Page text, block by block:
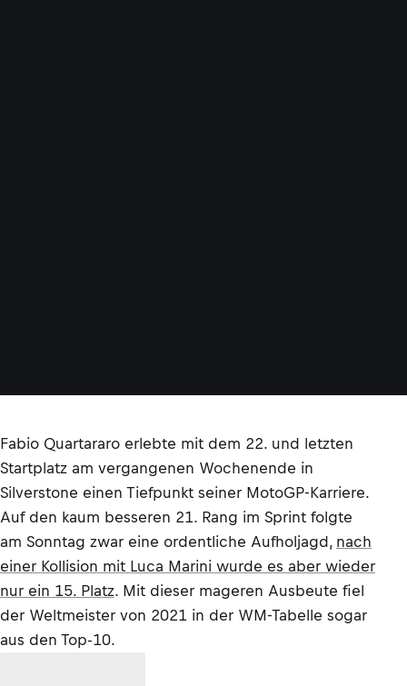
Fabio Quartararo erlebte mit dem 22. und letzten
Startplatz am vergangenen Wochenende in
Silverstone einen Tiefpunkt seiner MotoGP-Karriere.
Auf den kaum besseren 21. Rang im Sprint folgte
am Sonntag zwar eine ordentliche Aufholjagd, nach
einer Kollision mit Luca Marini wurde es aber wieder
nur ein 15. Platz. Mit dieser mageren Ausbeute fiel
der Weltmeister von 2021 in der WM-Tabelle sogar
aus den Top-10.